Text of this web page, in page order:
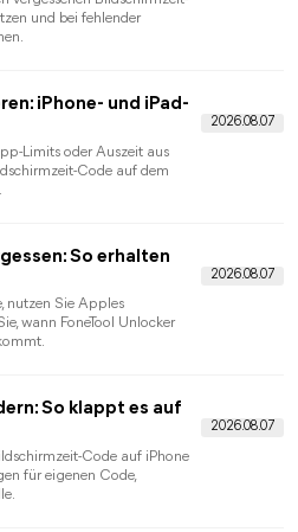
zum
Ursachen und
bis Apple Support und einem
Code.
herausfinden: So lösen